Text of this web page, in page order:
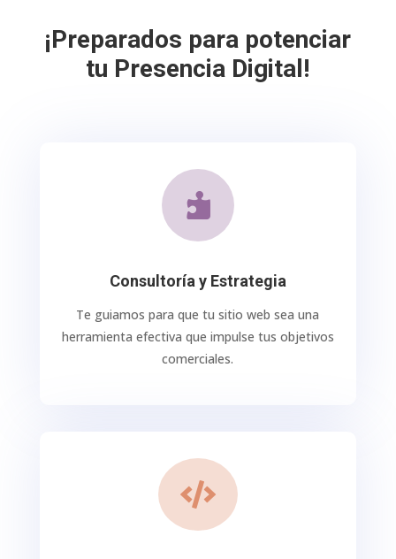
¡Preparados para potenciar
tu Presencia Digital!

Consultoría y Estrategia
Te guiamos para que tu sitio web sea una
herramienta efectiva que impulse tus objetivos
comerciales.
